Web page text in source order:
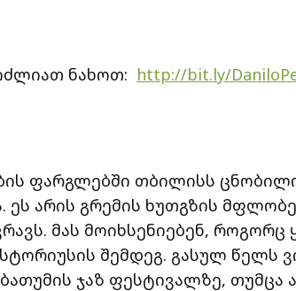
ნახოთ: http://bit.ly/
ფარგლებში თბილისს
ეს არის გრემის ხუთგზის
მას მოიხსენიებენ,
შემდეგ. გასულ წელს
ჯაზ ფესტივალზე, თუმცა